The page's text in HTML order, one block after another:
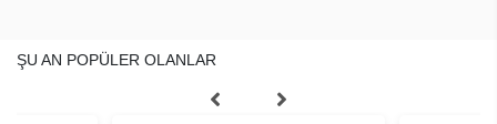
ŞU AN POPÜLER OLANLAR